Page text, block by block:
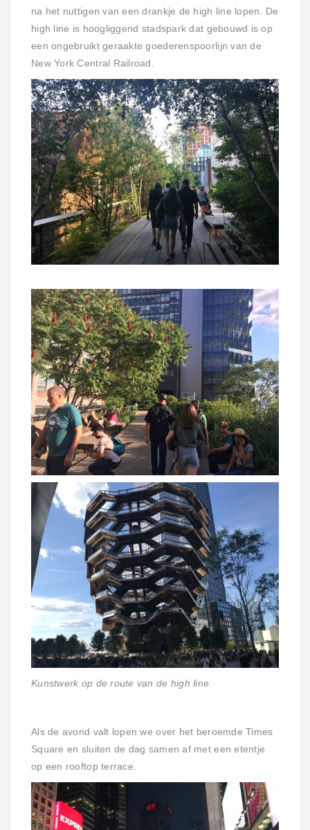
na het nuttigen van een drankje de high line lopen. De
high line is hoogliggend stadspark dat gebouwd is op
een ongebruikt geraakte goederenspoorlijn van de
New York Central Railroad.
Kunstwerk op de route van de high line
Als de avond valt lopen we over het beroemde Times
Square en sluiten de dag samen af met een etentje
op een rooftop terrace.